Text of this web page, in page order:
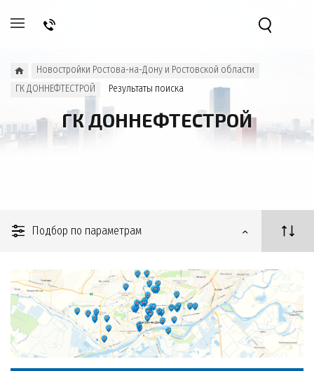
Новостройки Ростова-на-Дону и Ростовской области
ГК ДОННЕФТЕСТРОЙ
Результаты поиска
ГК ДОННЕФТЕСТРОЙ
Подбор по параметрам